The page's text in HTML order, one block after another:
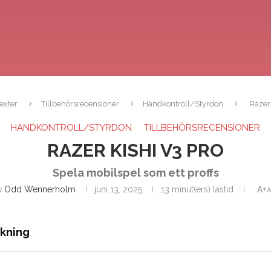
Tillbehörsrecensioner Handkontroll/Styrdon
HANDKONTROLL/STYRDON TILLBEHÖRSRECENSIONER
RAZER KISHI V3 PRO
Spela mobilspel som ett proffs
Odd Wennerholm juni 13, 2025 13 minut(ers) lästid A+